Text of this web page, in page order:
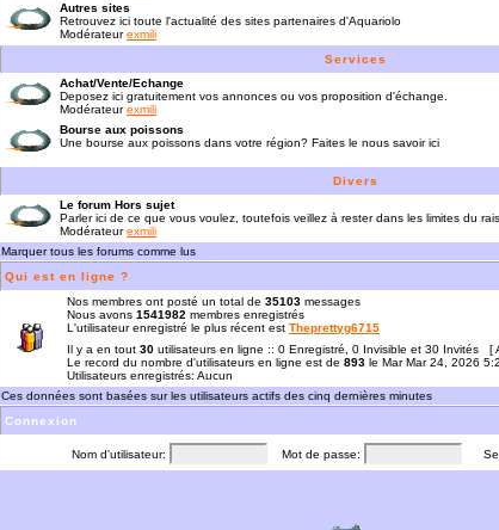
Autres sites
Retrouvez ici toute l'actualité des sites partenaires d'Aquariolo
Modérateurexmili
Services
Achat/Vente/Echange
Deposez ici gratuitement vos annonces ou vos proposition d'échange.
Modérateurexmili
Bourse aux poissons
Une bourse aux poissons dans votre région? Faites le nous savoir ici
Divers
Le forum Hors sujet
Parler ici de ce que vous voulez, toutefois veillez à rester dans les limites du
Modérateurexmili
Marquer tous les forums comme lus
Qui est en ligne ?
Nos membres ont posté un total de 35103 messages
Nous avons 1541982 membres enregistrés
L'utilisateur enregistré le plus récent est Theprettyg6715
Il y a en tout 30 utilisateurs en ligne :: 0 Enregistré, 0 Invisible et 30 Invités [
Le record du nombre d'utilisateurs en ligne est de 893 le Mar Mar 24, 2026
Utilisateurs enregistrés: Aucun
Ces données sont basées sur les utilisateurs actifs des cinq dernières minutes
Connexion
Nom d'utilisateur: Mot de passe: Se